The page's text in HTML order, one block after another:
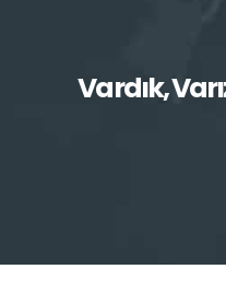
Vardık,